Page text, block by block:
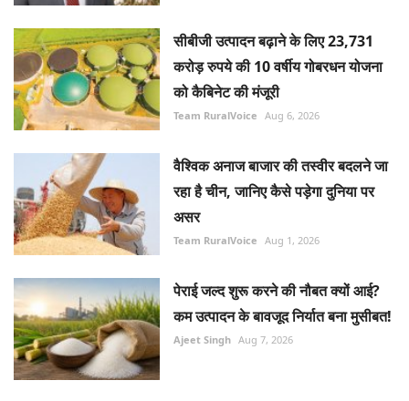
सीबीजी उत्पादन बढ़ाने के लिए 23,731
करोड़ रुपये की 10 वर्षीय गोबरधन योजना
को कैबिनेट की मंजूरी
Team RuralVoice Aug 6, 2026
वैश्विक अनाज बाजार की तस्वीर बदलने जा
रहा है चीन, जानिए कैसे पड़ेगा दुनिया पर
असर
Team RuralVoice Aug 1, 2026
पेराई जल्द शुरू करने की नौबत क्यों आई?
कम उत्पादन के बावजूद निर्यात बना मुसीबत!
Ajeet Singh Aug 7, 2026